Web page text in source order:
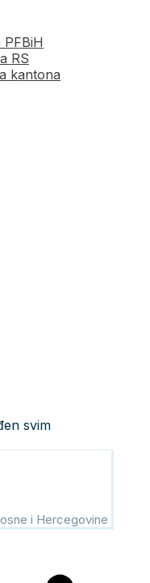
RS
kantona
svim
i Hercegovine